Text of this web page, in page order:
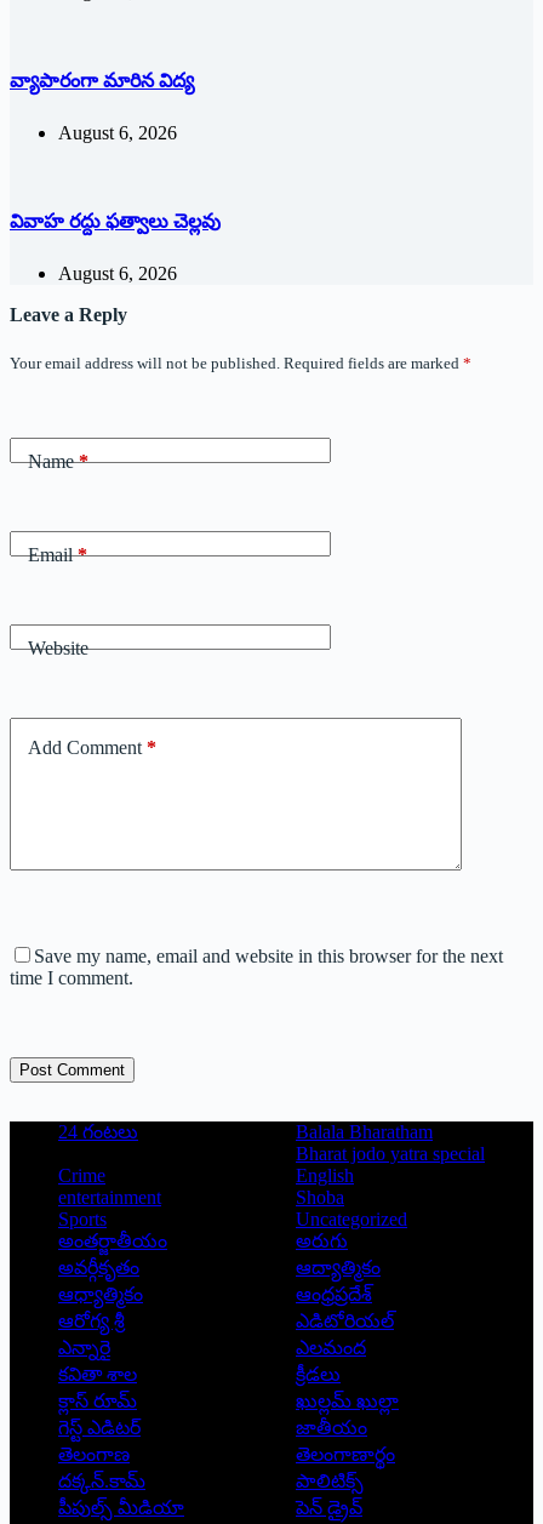
వ్యాపారంగా మారిన విద్య‌
August 6, 2026
వివాహ రద్దు ఫత్వాలు చెల్లవు
August 6, 2026
Leave a Reply
Your email address will not be published. Required fields are marked *
Name*
Email*
Website
Add Comment*
Save my name, email and website in this browser for the next
time I comment.
Post Comment
24 గంటలు
Balala Bharatham
Bharat jodo yatra special
Crime
English
entertainment
Shoba
Sports
Uncategorized
అంతర్జాతీయం
అరుగు
అవర్గీకృతం
ఆద్యాత్మికం
ఆధ్యాత్మికం
ఆంధ్రప్రదేశ్
ఆరోగ్య శ్రీ
ఎడిటోరియల్
ఎన్నారై
ఎలమంద
కవితా శాల
క్రీడలు
క్లాస్ రూమ్
ఖుల్లమ్ ఖుల్లా
గెస్ట్ ఎడిటర్
జాతీయం
తెలంగాణ
తెలంగాణార్థం
దక్కన్.కామ్
పాలిటిక్స్
పీపుల్స్ ‌మీడియా
పెన్ డ్రైవ్